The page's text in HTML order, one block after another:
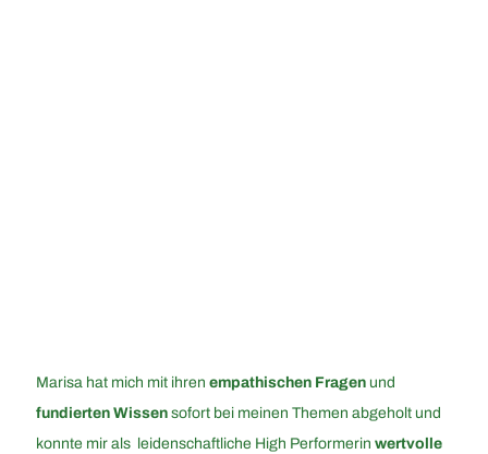
Marisa hat mich mit ihren empathischen Fragen und
fundierten Wissen sofort bei meinen Themen abgeholt und
konnte mir als leidenschaftliche High Performerin wertvolle